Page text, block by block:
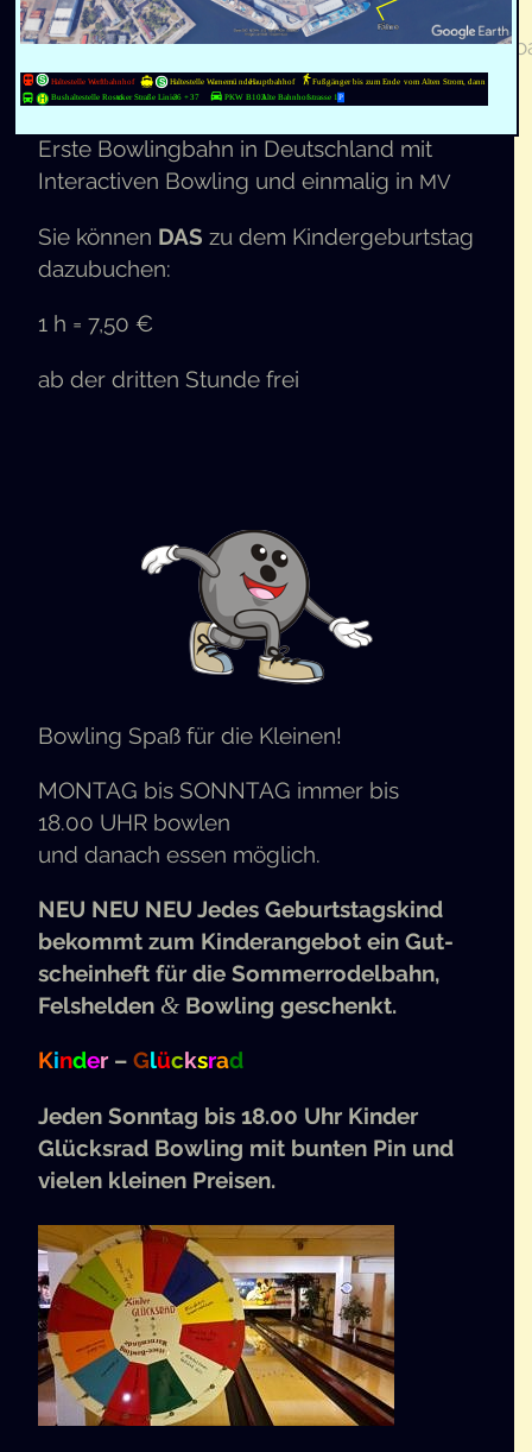
[KGVID]http://www.ostseebowling.de/app/
Bowling.mp4[/KGVID]
Ers­te Bow­ling­bahn in Deutsch­land mit
Inter­ac­ti­ven Bow­ling und ein­ma­lig in MV
Sie kön­nen DAS zu dem Kin­der­ge­burts­tag
dazubuchen:
1 h = 7,50 €
ab der drit­ten Stun­de frei
Bow­ling Spaß für die Kleinen!
MON­TAG bis SONN­TAG immer bis
18.00 UHR bowlen
und danach essen möglich.
NEU NEU NEU Jedes Geburts­tags­kind
bekommt zum Kin­der­an­ge­bot ein Gut­
schein­heft für die Som­mer­ro­del­bahn,
Fels­hel­den & Bow­ling geschenkt.
Kinder – Glücksrad
Jeden Sonn­tag bis 18.00 Uhr Kin­der
Glücks­rad Bow­ling mit bun­ten Pin und
vie­len klei­nen Preisen.